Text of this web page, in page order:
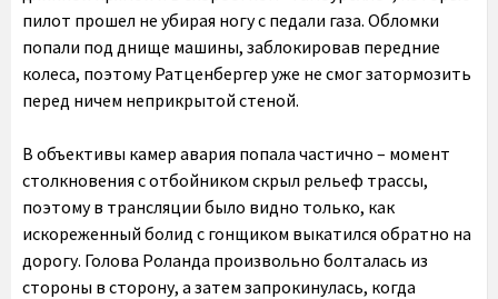
пилот прошел не убирая ногу с педали газа. Обломки
попали под днище машины, заблокировав передние
колеса, поэтому Ратценбергер уже не смог затормозить
перед ничем неприкрытой стеной.
В объективы камер авария попала частично – момент
столкновения с отбойником скрыл рельеф трассы,
поэтому в трансляции было видно только, как
искореженный болид с гонщиком выкатился обратно на
дорогу. Голова Роланда произвольно болталась из
стороны в сторону, а затем запрокинулась, когда